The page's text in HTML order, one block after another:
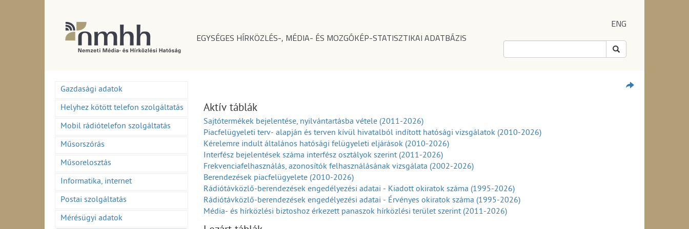
EGYSÉGES HÍRKÖZLÉS-, MÉDIA- ÉS MOZGÓKÉP-STATISZTIKAI ADATBÁZIS
ENG
Gazdasági adatok
Helyhez kötött telefon szolgáltatás
Mobil rádiótelefon szolgáltatás
Műsorszórás
Műsorelosztás
Informatika, internet
Postai szolgáltatás
Mérésügyi adatok
Aktív táblák
Sajtótermékek bejelentése, nyilvántartásba vétele (2011-2026)
Piacfelügyeleti terv- alapján és terven kívül hivatalból indított hatósági vizsgálatok (2010-2026)
Kérelemre indult általános hatósági felügyeleti eljárások (2010-2026)
Interfész bejelentések száma interfész osztályok szerint (2011-2026)
Frekvenciafelhasználás, azonosítók felhasználásának vizsgálata (2002-2026)
Berendezések piacfelügyelete (2010-2026)
Rádiótávközlő-berendezések engedélyezési adatai - Kiadott okiratok száma (1995-2026)
Rádiótávközlő-berendezések engedélyezési adatai - Érvényes okiratok száma (1995-2026)
Média- és hírközlési biztoshoz érkezett panaszok hírközlési terület szerint (2011-2026)
Média- és hírközlési biztoshoz érkezett panaszok hírközlési panaszokok szerint (2011-2026)